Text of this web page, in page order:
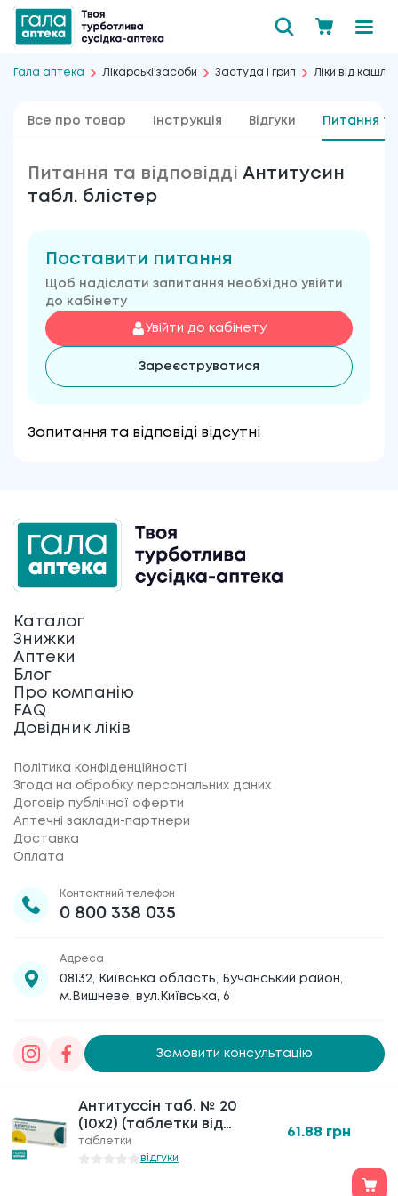
Гала аптека Лікарські засоби Застуда і грип Ліки від кашлю
Все про товар Інструкція Відгуки Питання та
Питання та відповідді Антитусин
табл. блістер
Поставити питання
Щоб надіслати запитання необхідно увійти
до кабінету
Увійти до кабінету
Зареєструватися
Запитання та відповіді відсутні
Антитуссін таб. № 20
(10х2) (таблетки від
кашлю)
таблетки
відгуки
61.88 грн
Антитуссін таб. № 20
(10х2) (таблетки від
кашлю)
таблетки
відгуки
61.88 грн
Каталог
Знижки
Аптеки
Блог
Про компанію
FAQ
Довідник ліків
Політика конфіденційності
Згода на обробку персональних даних
Договір публічної оферти
Аптечні заклади-партнери
Доставка
Оплата
Контактний телефон
0 800 338 035
Адреса
08132, Київська область, Бучанський район,
м.Вишневе, вул.Київська, 6
Замовити консультацію
Товариство з обмеженою відповідальністю
«Галафарм», код ЄДРПОУ 30886474 © 2020-2026